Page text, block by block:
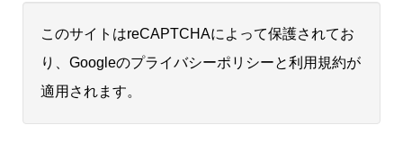
このサイトはreCAPTCHAによって保護されてお
り、Googleのプライバシーポリシーと利用規約が
適用されます。